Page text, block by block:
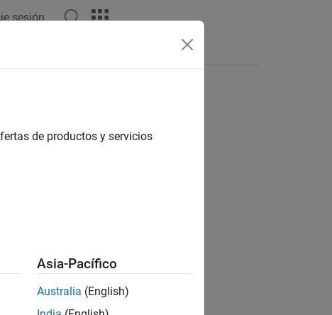
sesión
de productos y servicios
Asia-Pacífico
Australia (English)